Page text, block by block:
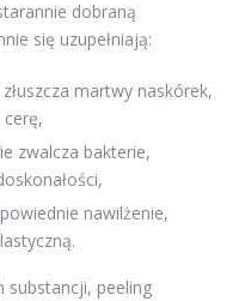
dobraną
się uzupełniają:
martwy naskórek,
zwalcza bakterie,
nawilżenie,
substancji, peeling